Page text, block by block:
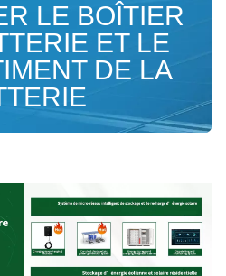
LE BOÎTIER
ET LE
DE LA